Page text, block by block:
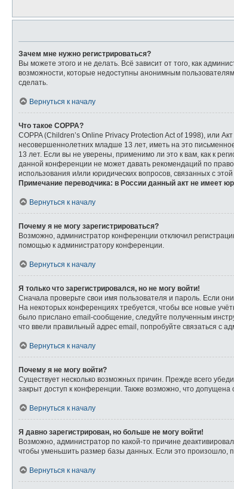
Зачем мне нужно регистрироваться?
Вы можете этого и не делать. Всё зависит от того, как
возможности, которые недоступны анонимным
сделать.
Вернуться к началу
Что такое COPPA?
COPPA (Children’s Online Privacy Protection Act of 1998), или
несовершеннолетних младше 13 лет, иметь на это
13 лет. Если вы не уверены, применимо ли это к вам, как к
данной конференции не может давать рекомендаций по
использования и/или юридических вопросов, связанных с
Примечание переводчика: в России данный акт не имеет
Вернуться к началу
Почему я не могу зарегистрироваться?
Возможно, администратор конференции отключил
помощью к администратору конференции.
Вернуться к началу
Я только что зарегистрировался, но не могу войти!
Сначала проверьте свои имя пользователя и пароль. Если
На некоторых конференциях требуется, чтобы все новые
было прислано email-сообщение, следуйте полученным
что ввели правильный адрес email, попробуйте связаться с
Вернуться к началу
Почему я не могу войти?
Существует несколько возможных причин. Прежде всего
закрыт доступ к конференции. Также возможно, что
Вернуться к началу
Я давно зарегистрирован, но больше не могу войти!
Возможно, администратор по какой-то причине
чтобы уменьшить размер базы данных. Если это произошло,
Вернуться к началу